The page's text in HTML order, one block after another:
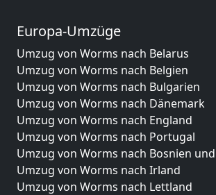
Europa-Umzüge
Umzug von Worms nach Belarus
Umzug von Worms nach Belgien
Umzug von Worms nach Bulgarien
Umzug von Worms nach Dänemark
Umzug von Worms nach England
Umzug von Worms nach Portugal
Umzug von Worms nach Bosnien
Umzug von Worms nach Irland
Umzug von Worms nach Lettland